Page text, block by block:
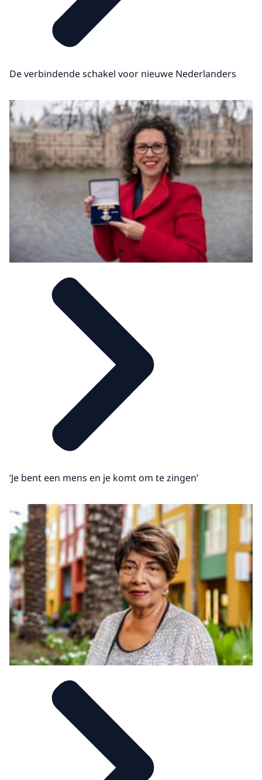
De verbindende schakel voor nieuwe Nederlanders
‘Je bent een mens en je komt om te zingen’